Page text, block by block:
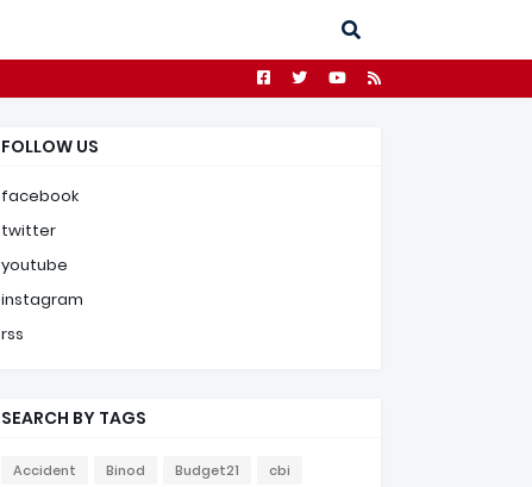
FOLLOW US
facebook
twitter
youtube
instagram
rss
SEARCH BY TAGS
Accident Binod Budget21
cbi